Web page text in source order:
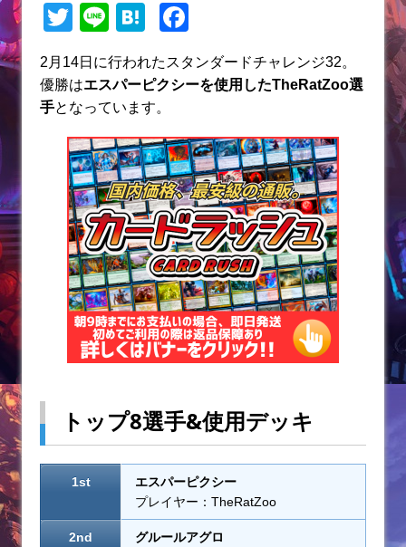
T
w
itt
er
Li
n
e
H
e
n
a
c
b
o
o
k
2月14日に行われたスタンダードチャレンジ32。
優勝はエスパーピクシーを使用したTheRatZoo選
手となっています。
トップ8選手&使用デッキ
1st
エスパーピクシー
プレイヤー：TheRatZoo
2nd
グルールアグロ